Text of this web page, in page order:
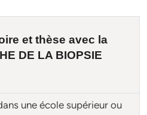
etthèse avec la
DE LA BIOPSIE
une école supérieur ou